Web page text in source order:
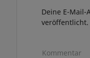
Deine E-
veröffentlicht.
Kommentar